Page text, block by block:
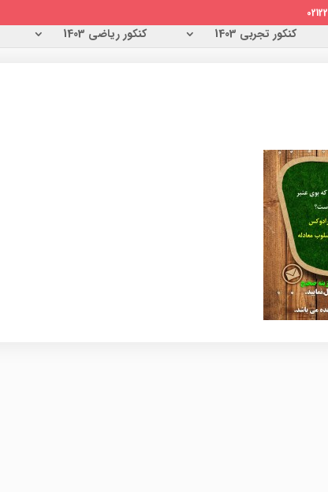
کنکور تجربی 1403 کنکور ریاضی 1403